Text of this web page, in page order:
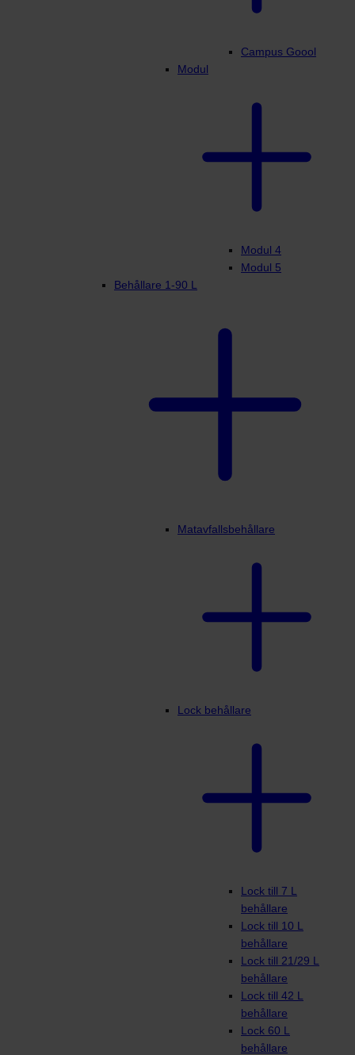
Campus Goool
Modul
Modul 4
Modul 5
Behållare 1-90 L
Matavfallsbehållare
Lock behållare
Lock till 7 L
behållare
Lock till 10 L
behållare
Lock till 21/29 L
behållare
Lock till 42 L
behållare
Lock 60 L
behållare